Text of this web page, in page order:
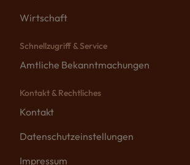
Wirtschaft
Schnellzugriff & Service
Amtliche Bekanntmachungen
Kontakt & Rechtliches
Kontakt
Datenschutzeinstellungen
Impressum